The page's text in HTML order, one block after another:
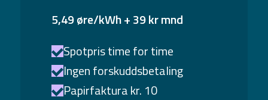
5,49 øre/kWh + 39 kr mnd
Spotpris time for time
Ingen forskuddsbetaling
Papirfaktura kr. 10